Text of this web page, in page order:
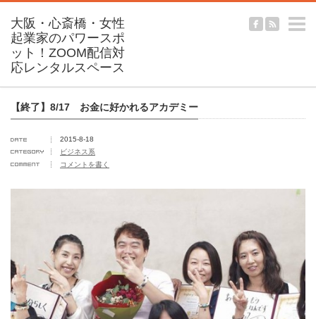
【終了】8/17 お金に好かれるアカデミー
2015-8-18
ビジネス系
コメントを書く